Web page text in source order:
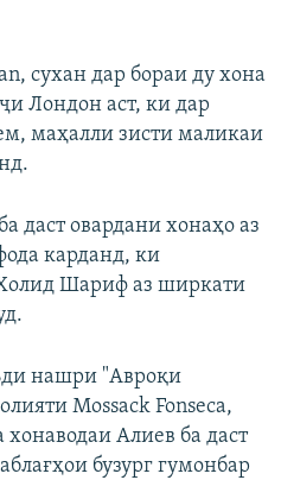
сухан дар бораи ду хона
Лондон аст, ки дар
маҳалли зисти маликаи
даст овардани хонаҳо аз
карданд, ки
Шариф аз ширкати
нашри "Авроқи
Mossaсk Fonseca,
Алиев ба даст
бузург гумонбар